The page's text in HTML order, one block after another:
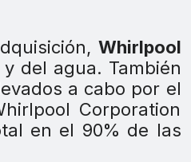
Whirlpool
del agua. También
a cabo por el
Corporation
en el 90% de las